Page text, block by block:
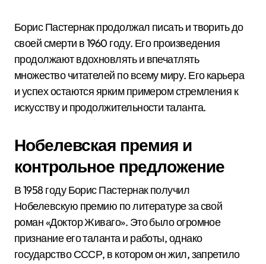
Борис Пастернак продолжал писать и творить до
своей смерти в 1960 году. Его произведения
продолжают вдохновлять и впечатлять
множество читателей по всему миру. Его карьера
и успех остаются ярким примером стремления к
искусству и продолжительности таланта.
Нобелевская премия и
контрольное предложение
В 1958 году Борис Пастернак получил
Нобелевскую премию по литературе за свой
роман «Доктор Живаго». Это было огромное
признание его таланта и работы, однако
государство СССР, в котором он жил, запретило